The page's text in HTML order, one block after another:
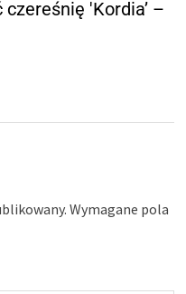
'Kordia’ –
Wymagane pola